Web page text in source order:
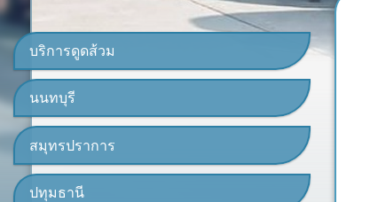
บริการดูดส้วม
นนทบุรี
สมุทรปราการ
ปทุมธานี